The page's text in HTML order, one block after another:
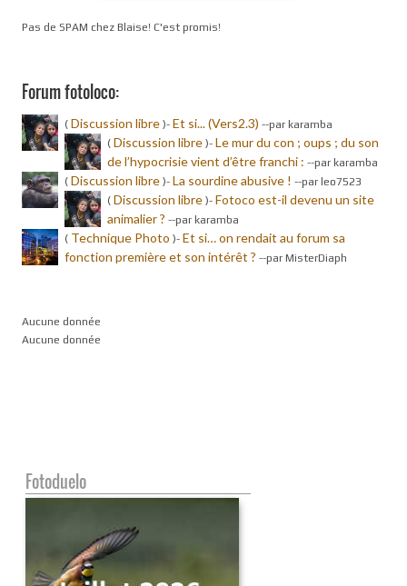
Pas de SPAM chez Blaise! C'est promis!
Forum fotoloco:
( Discussion libre )- Et si... (Vers2.3) --par karamba
( Discussion libre )- Le mur du con ; oups ; du son
de l’hypocrisie vient d’être franchi : --par karamba
( Discussion libre )- La sourdine abusive ! --par leo7523
( Discussion libre )- Fotoco est-il devenu un site
animalier ? --par karamba
( Technique Photo )- Et si… on rendait au forum sa
fonction première et son intérêt ? --par MisterDiaph
Aucune donnée
Aucune donnée
Fotoduelo